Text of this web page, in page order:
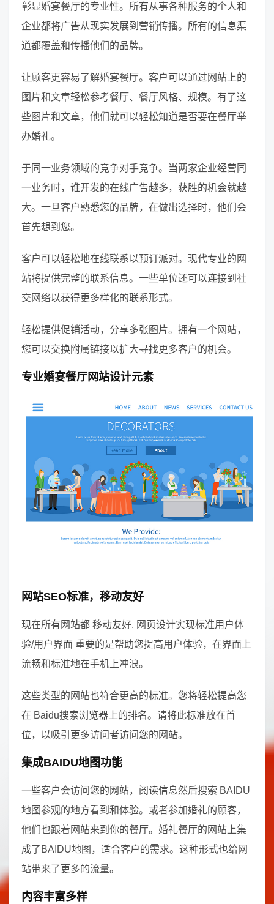
彰显婚宴餐厅的专业性。所有从事各种服务的个人和
企业都将广告从现实发展到营销传播。所有的信息渠
道都覆盖和传播他们的品牌。
让顾客更容易了解婚宴餐厅。客户可以通过网站上的
图片和文章轻松参考餐厅、餐厅风格、规模。有了这
些图片和文章，他们就可以轻松知道是否要在餐厅举
办婚礼。
于同一业务领域的竞争对手竞争。当两家企业经营同
一业务时，谁开发的在线广告越多，获胜的机会就越
大。一旦客户熟悉您的品牌，在做出选择时，他们会
首先想到您。
客户可以轻松地在线联系以预订派对。现代专业的网
站将提供完整的联系信息。一些单位还可以连接到社
交网络以获得更多样化的联系形式。
轻松提供促销活动，分享多张图片。拥有一个网站，
您可以交换附属链接以扩大寻找更多客户的机会。
专业婚宴餐厅网站设计元素
网站SEO标准，移动友好
现在所有网站都 移动友好. 网页设计实现标准用户体
验/用户界面 重要的是帮助您提高用户体验，在界面上
流畅和标准地在手机上冲浪。
这些类型的网站也符合更高的标准。您将轻松提高您
在 Baidu搜索浏览器上的排名。请将此标准放在首
位，以吸引更多访问者访问您的网站。
集成BAIDU地图功能
一些客户会访问您的网站，阅读信息然后搜索 BAIDU
地图参观的地方看到和体验。或者参加婚礼的顾客，
他们也跟着网站来到你的餐厅。婚礼餐厅的网站上集
成了BAIDU地图，适合客户的需求。这种形式也给网
站带来了更多的流量。
内容丰富多样